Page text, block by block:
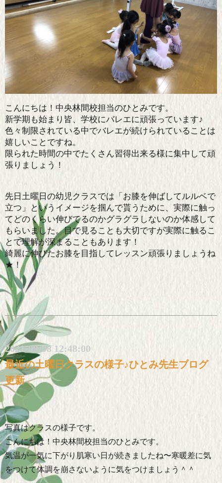
こんにちは！中央林間校担当のひとみです。
新学期も始まり皆、学校にバレエに頑張っています♪
色々制限されている中でバレエが続けられていることは
嬉しいことですね。
限られた時間の中でたくさん習得出来る様に集中して頑
張りましょう！
先日土曜日の幼児クラスでは「お膝を伸ばしてルルベで
立つ」というイメージを掴んで貰うために、実際に触っ
てどのくらい伸びてるのかグラグラしないのか体感して
もらいました。目で見ることも大切ですが実際に触るこ
とで理解が深まることもあります！
綺麗に伸びたお膝を目指してレッスン頑張りましょうね
★ ！
2021-09-08 12:48:00
最近の土曜日クラスの様子♪ひとみ先生ブログ
更新
写真はクラスの様子です。
こんにちは！中央林間校担当のひとみです。
気温が一気に下がり肌寒い日が続きましたね〜寒暖差に気
をつけて体調を崩さないように気をつけましょう＾＾